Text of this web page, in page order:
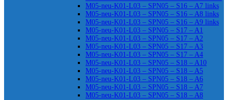
M05-neu-K01-L03 – SPN05 – S16 – A7 links
M05-neu-K01-L03 – SPN05 – S16 – A8 links
M05-neu-K01-L03 – SPN05 – S16 – A9 links
M05-neu-K01-L03 – SPN05 – S17 – A1
M05-neu-K01-L03 – SPN05 – S17 – A2
M05-neu-K01-L03 – SPN05 – S17 – A3
M05-neu-K01-L03 – SPN05 – S17 – A4
M05-neu-K01-L03 – SPN05 – S18 – A10
M05-neu-K01-L03 – SPN05 – S18 – A5
M05-neu-K01-L03 – SPN05 – S18 – A6
M05-neu-K01-L03 – SPN05 – S18 – A7
M05-neu-K01-L03 – SPN05 – S18 – A8